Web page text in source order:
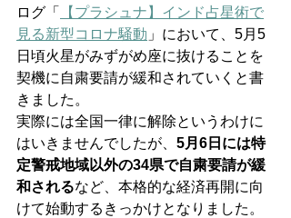
ログ「
【プラシュナ】インド占星術で
見る新型コロナ騒動 」において、5月5
日頃火星がみずがめ座に抜けることを
契機に自粛要請が緩和されていくと書
きました。
実際には全国一律に解除というわけに
はいきませんでしたが、 5月6日には特
定警戒地域以外の34県で自粛要請が緩
和されるなど、本格的な経済再開に向
けて始動するきっかけとなりました。